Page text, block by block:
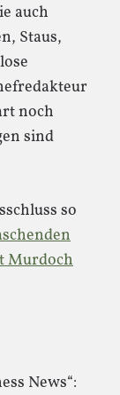
auch
Staus,
noch
sind
so
Murdoch
News“: